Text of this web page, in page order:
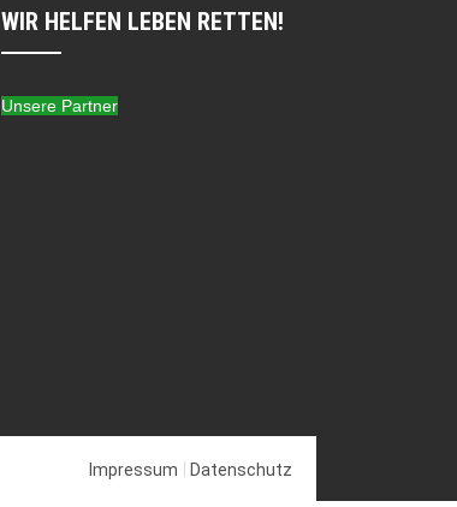
WIR HELFEN LEBEN RETTEN!
Unsere Partner
Impressum Datenschutz